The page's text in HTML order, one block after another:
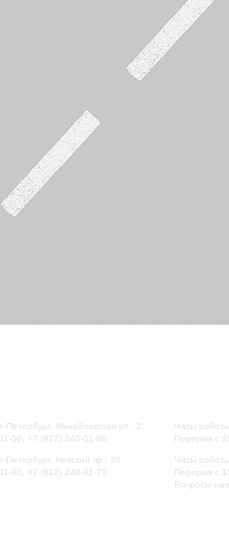
Петербург, Михайловская ул., 2
00, +7 (812) 240-01-80
Петербург, Невский пр., 30
00, +7 (812) 240-01-70
Часы
Перерыв с
Часы
Перерыв с
Вопросы